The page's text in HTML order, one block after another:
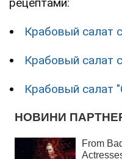
рецептами:
Крабовый салат
Крабовый салат
Крабовый салат